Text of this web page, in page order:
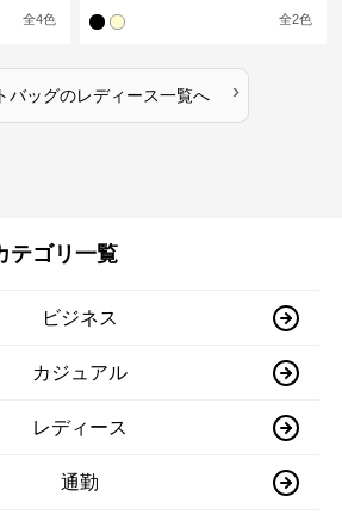
全4色 全2色
バッグのレディース一覧へ ›
テゴリ一覧
ビジネス
カジュアル
レディース
通勤